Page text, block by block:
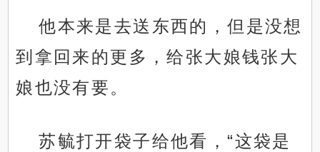
他本来是去送东西的，但是没想
到拿回来的更多，给张大娘钱张大
娘也没有要。
苏毓打开袋子给他看，“这袋是